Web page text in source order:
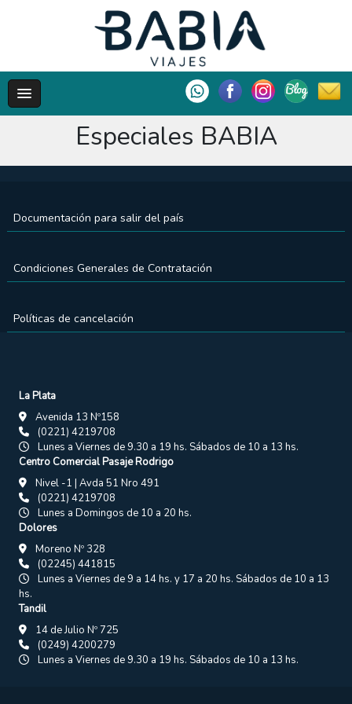
Especiales BABIA
Documentación para salir del país
Condiciones Generales de Contratación
Políticas de cancelación
La Plata
Avenida 13 Nº158
(0221) 4219708
Lunes a Viernes de 9.30 a 19 hs. Sábados de 10 a 13 hs.
Centro Comercial Pasaje Rodrigo
Nivel -1 | Avda 51 Nro 491
(0221) 4219708
Lunes a Domingos de 10 a 20 hs.
Dolores
Moreno Nº 328
(02245) 441815
Lunes a Viernes de 9 a 14 hs. y 17 a 20 hs. Sábados de 10 a 13
hs.
Tandil
14 de Julio Nº 725
(0249) 4200279
Lunes a Viernes de 9.30 a 19 hs. Sábados de 10 a 13 hs.